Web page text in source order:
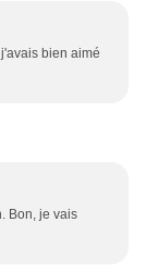
bien aimé
Bon, je vais